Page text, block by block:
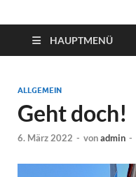
HAUPTMENÜ
ALLGEMEIN
Geht doch!
6. März 2022 - vonadmin -